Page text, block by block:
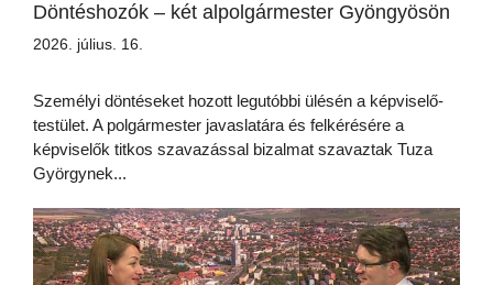
Döntéshozók – két alpolgármester Gyöngyösön
2026. július. 16.
Személyi döntéseket hozott legutóbbi ülésén a képviselő-
testület. A polgármester javaslatára és felkérésére a
képviselők titkos szavazással bizalmat szavaztak Tuza
Györgynek...